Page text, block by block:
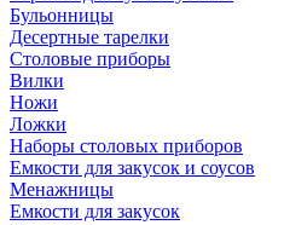
Бульонницы
Десертные тарелки
Столовые приборы
Вилки
Ножи
Ложки
Наборы столовых приборов
Емкости для закусок и соусов
Менажницы
Емкости для закусок